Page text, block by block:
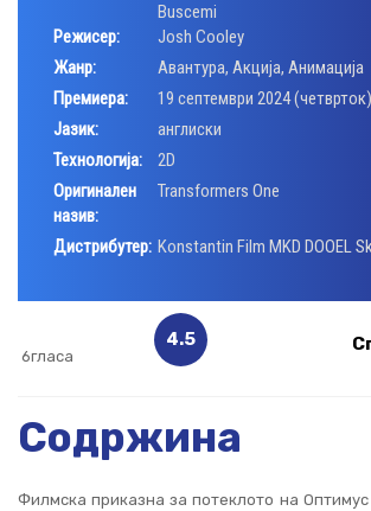
Buscemi
Режисер:
Josh Cooley
Жанр:
Авантура, Акција, Анимација
Премиера:
19 септември 2024 (четврток)
Јазик:
англиски
Технологија:
2D
Оригинален
назив:
Transformers One
Дистрибутер: Konstantin Film MKD DOOEL
6гласа
4.5
Содржина
Филмска приказна за потеклото на